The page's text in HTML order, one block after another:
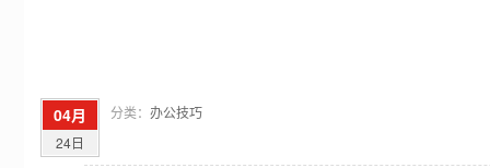
04月
24日
分类： 办公技巧